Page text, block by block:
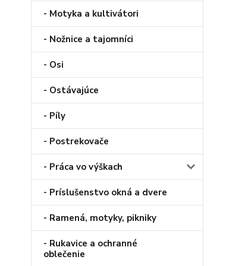
- Motyka a kultivátori
- Nožnice a tajomníci
- Osi
- Ostávajúce
- Píly
- Postrekovače
- Práca vo výškach
- Príslušenstvo okná a dvere
- Ramená, motyky, pikniky
- Rukavice a ochranné
oblečenie